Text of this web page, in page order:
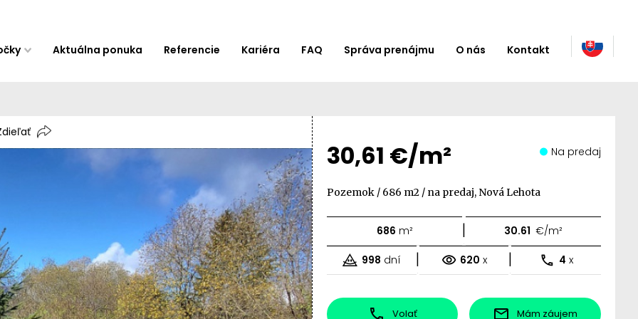
Aktuálna ponuka Referencie Kariéra FAQ Správa prenájmu O nás Kontakt
30,61 €/m² Na predaj
Pozemok / 686 m2 / na predaj, Nová Lehota
686 m² | 30.61 €/m²
998 dní | 620 x | 4 x
Volať Mám záujem